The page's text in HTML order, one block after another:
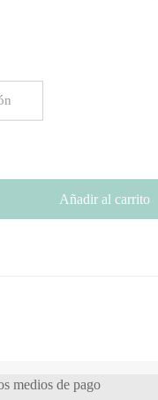
Añadir al carrito